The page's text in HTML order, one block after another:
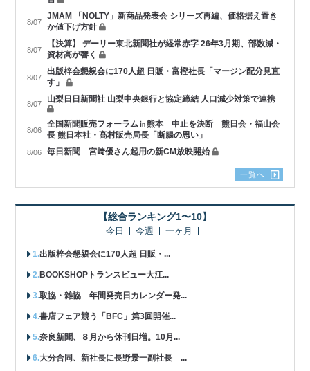
8/07
JMAM 「NOLTY」新商品発表会 シリーズ再編、価格据え置き
か値下げ方針
8/07
【決算】 デーリー東北新聞社が経常赤字 26年3月期、部数減・
資材高が響く
8/07
出版梓会懇親会に170人超 日販・富樫社長「マージン配分見直
す」
8/07 山梨日日新聞社 山梨中央銀行と協定締結 人口減少対策で連携
8/06
全国新聞販売フォーラム㏌熊本 中止を決断 熊日会・福山会
長 熊日本社・髙村販売局長「断腸の思い」
8/06 毎日新聞 宮﨑優さん起用の新CM放映開始
一覧へ
【総合ランキング1〜10】
今日 今週 一ヶ月
出版梓会懇親会に170人超 日販・...
BOOKSHOPトランスビュー大江...
取協・雑協 年間発売日カレンダー発...
書店フェア競う「BFC」第3回開催...
奈良新聞、８月から休刊日増。10月...
大分合同、新社長に長野景一副社長 ...